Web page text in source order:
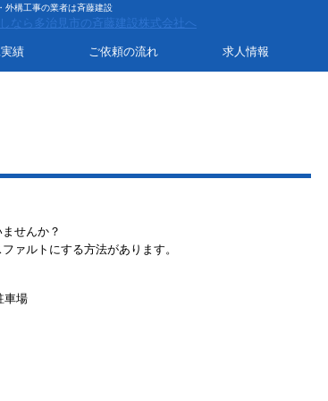
構工事の業者は斉藤建設
績 ご依頼の流れ 求人情報
せんか？
ァルトにする方法があります。